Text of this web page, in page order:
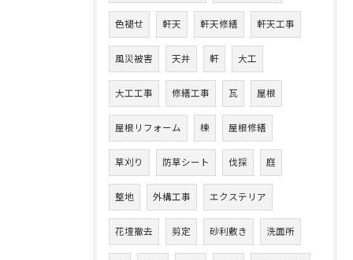
色褪せ 軒天 軒天修繕 軒天工事
風災被害 天井 軒 大工
大工工事 修繕工事 瓦 屋根
屋根リフォーム 棟 屋根修繕
草刈り 防草シート 伐採 庭
整地 外構工事 エクステリア
花壇撤去 剪定 砂利敷き 洗面所